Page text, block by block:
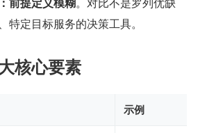
特定目标服务的决策工具。
核心要素
示例